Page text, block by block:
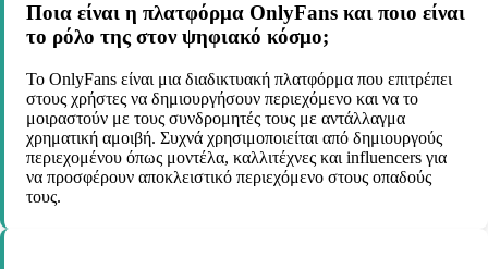
Ποια είναι η πλατφόρμα OnlyFans και ποιο είναι
το ρόλο της στον ψηφιακό κόσμο;
Το OnlyFans είναι μια διαδικτυακή πλατφόρμα που επιτρέπει
στους χρήστες να δημιουργήσουν περιεχόμενο και να το
μοιραστούν με τους συνδρομητές τους με αντάλλαγμα
χρηματική αμοιβή. Συχνά χρησιμοποιείται από δημιουργούς
περιεχομένου όπως μοντέλα, καλλιτέχνες και influencers για
να προσφέρουν αποκλειστικό περιεχόμενο στους οπαδούς
τους.